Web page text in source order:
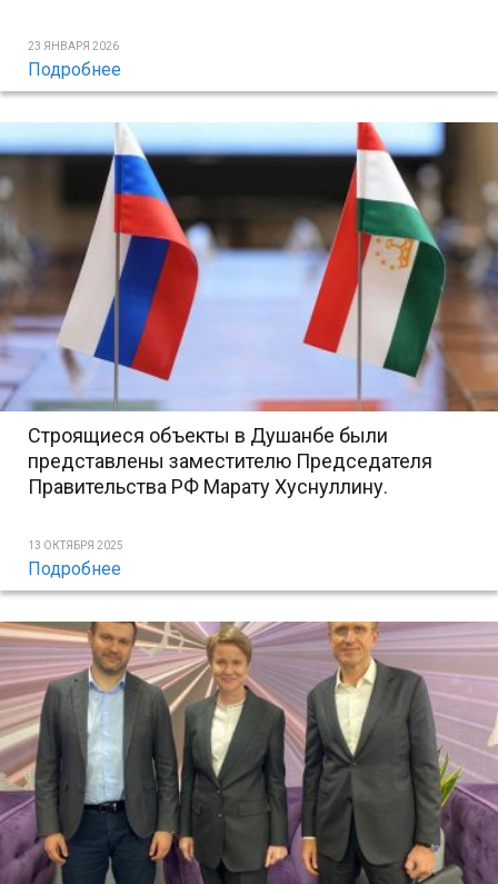
23 ЯНВАРЯ 2026
Подробнее
Строящиеся объекты в Душанбе были
представлены заместителю Председателя
Правительства РФ Марату Хуснуллину.
13 ОКТЯБРЯ 2025
Подробнее